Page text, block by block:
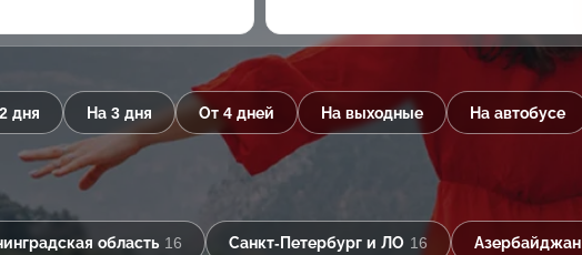
дня На 3 дня От 4 дней На выходные На автобусе
область 16 Санкт-Петербург и ЛО 16 Азербайджан